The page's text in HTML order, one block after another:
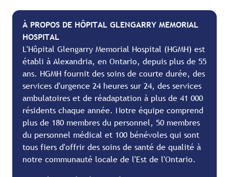
À PROPOS DE HÔPITAL GLENGARRY MEMORIAL
HOSPITAL
L'Hôpital Glengarry Memorial Hospital (HGMH) est
établi à Alexandria, en Ontario, depuis plus de 55
ans. HGMH fournit des soins de courte durée, des
services d'urgence 24 heures sur 24, des services
ambulatoires et de réadaptation à plus de 41 000
résidents chaque année. Notre équipe comprend
plus de 180 membres du personnel, 50 membres
du personnel médical et 100 bénévoles qui sont
tous fiers d'offrir des soins de santé de qualité à
notre communauté locale de l'Est de l'Ontario.